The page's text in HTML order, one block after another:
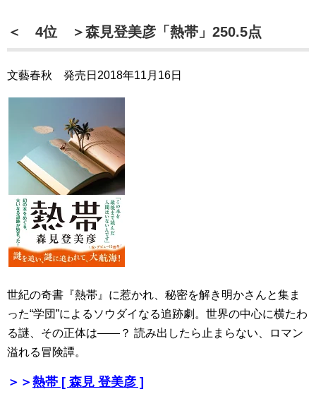
＜ 4位 ＞森見登美彦「熱帯」250.5点
文藝春秋 発売日2018年11月16日
世紀の奇書『熱帯』に惹かれ、秘密を解き明かさんと集ま
った“学団”によるソウダイなる追跡劇。世界の中心に横たわ
る謎、その正体は――？ 読み出したら止まらない、ロマン
溢れる冒険譚。
＞＞熱帯 [ 森見 登美彦 ]